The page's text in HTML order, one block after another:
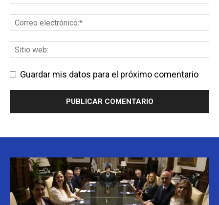
Guardar mis datos para el próximo comentario